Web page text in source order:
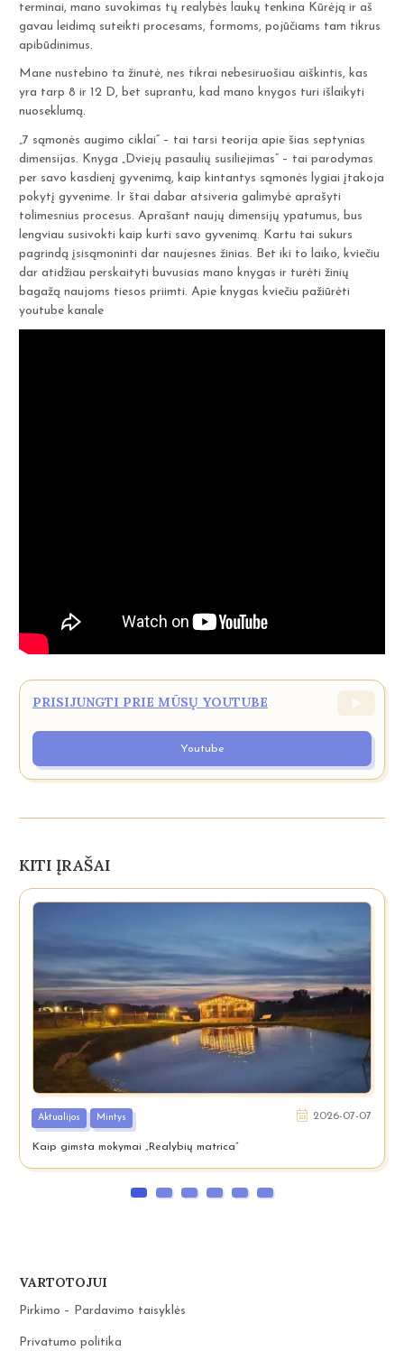
terminai, mano suvokimas tų realybės laukų tenkina Kūrėją ir aš
gavau leidimą suteikti procesams, formoms, pojūčiams tam tikrus
apibūdinimus.
Mane nustebino ta žinutė, nes tikrai nebesiruošiau aiškintis, kas
yra tarp 8 ir 12 D, bet suprantu, kad mano knygos turi išlaikyti
nuoseklumą.
„7 sąmonės augimo ciklai“ – tai tarsi teorija apie šias septynias
dimensijas. Knyga „Dviejų pasaulių susiliejimas“ – tai parodymas
per savo kasdienį gyvenimą, kaip kintantys sąmonės lygiai įtakoja
pokytį gyvenime. Ir štai dabar atsiveria galimybė aprašyti
tolimesnius procesus. Aprašant naujų dimensijų ypatumus, bus
lengviau susivokti kaip kurti savo gyvenimą. Kartu tai sukurs
pagrindą įsisąmoninti dar naujesnes žinias. Bet iki to laiko, kviečiu
dar atidžiau perskaityti buvusias mano knygas ir turėti žinių
bagažą naujoms tiesos priimti. Apie knygas kviečiu pažiūrėti
youtube kanale
PRISIJUNGTI PRIE MŪSŲ YOUTUBE
Youtube
KITI ĮRAŠAI
Aktualijos Mintys 2026-07-07
Kaip gimsta mokymai „Realybių matrica”
VARTOTOJUI
Pirkimo – Pardavimo taisyklės
Privatumo politika